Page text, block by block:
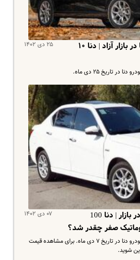
۲۵ دی ۱۴۰۲
افزایش قیمت خودرو دنا در بازار آزاد | دنا ۱۰
تاریخ ۲۵ دی ماه.
۰۷ دی ۱۴۰۲
ریزش سنگین قیمت دنا در بازار | دنا 100
صفر چقدر شد؟
بررسی قیمت روز و جدید انواع خودرو دنا در تاریخ ۷ دی ماه. برای مشاهده قیمت
شوید.